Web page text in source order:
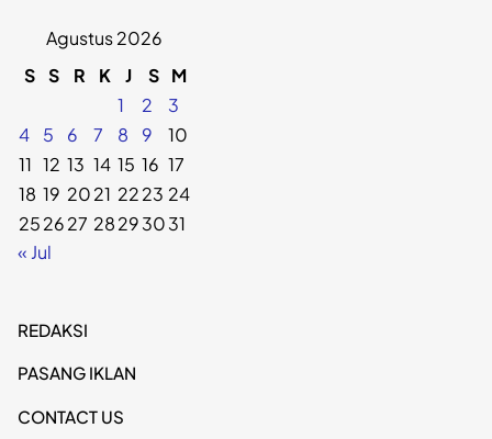
Agustus 2026
S S R K J S M
1
2
3
4
5 6 7 8 9
10
11 12 13 14 15 16 17
18 19 2021 2223 24
252627 28293031
« Jul
REDAKSI
PASANG IKLAN
CONTACT US